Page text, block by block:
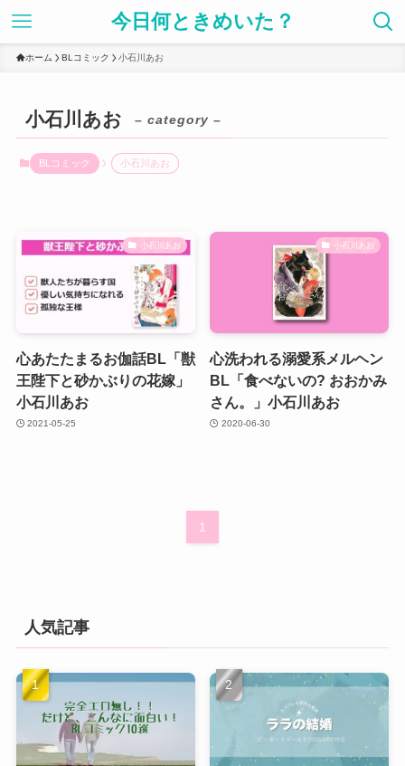
今日何ときめいた？
ホーム BLコミック 小石川あお
小石川あお – category –
BLコミック 小石川あお
小石川あお
心あたたまるお伽話BL「獣
王陛下と砂かぶりの花嫁」
小石川あお
2021-05-25
小石川あお
心洗われる溺愛系メルヘン
BL「食べないの? おおかみ
さん。」小石川あお
2020-06-30
1
人気記事